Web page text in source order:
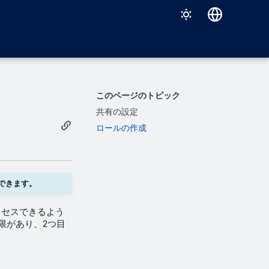
このページのトピック
共有の設定
ロールの作成
ます。
スできるよう
があり、2つ目